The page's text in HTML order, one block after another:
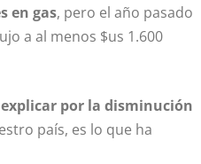
en gas, pero el año pasado
a al menos $us 1.600
explicar por la disminución
país, es lo que ha